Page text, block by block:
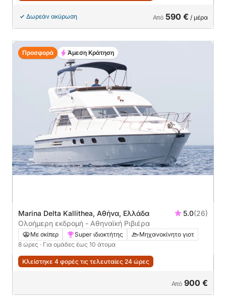
Δωρεάν ακύρωση Από 590 € / μέρα
Marina Delta Kallithea, Αθήνα, Ελλάδα 5.0(26)
Ολοήμερη εκδρομή - Αθηναϊκή Ριβιέρα
Με σκίπερ Super ιδιοκτήτης
Μηχανοκίνητο γιοτ
8 ώρες · Για ομάδες έως 10 άτομα
Κλείστηκε 4 φορές τις τελευταίες 24 ώρες
Από 900 €
Προσφορά Άμεση Κράτηση